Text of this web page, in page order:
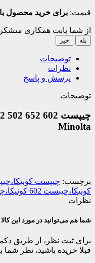
قیمت: برای خرید محصول با شماره
از شما بابت همکاری
بله خیر
توضیحات
نظرات
پرسش و پاسخ
توضیحات
Minolta
برچسب:
کونیکا،چیبست 602 کونیکا،چیپست کونیکا مینولتا
نظرات
شما هم می‌توانید در مورد این
برای ثبت نظر، از طریق
قبلا خریده باشید، نظر